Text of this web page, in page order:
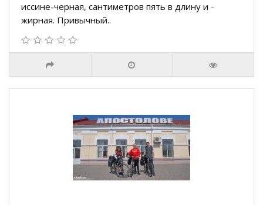
иссине-черная, сантиметров пять в длину и -
жирная. Привычный..